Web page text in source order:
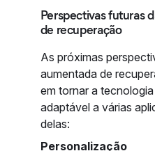
Perspectivas futuras
de recuperação
As próximas
aumentada de
em tornar a
adaptável a várias
delas:
Personalização